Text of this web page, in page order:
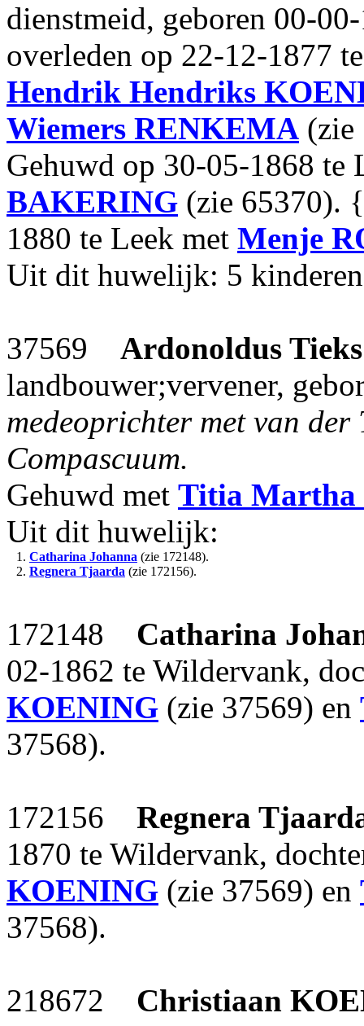
dienstmeid, geboren 00-
overleden op 22-12-1877
Hendrik Hendriks
Wiemers RENKEMA (zie
Gehuwd op 30-05-1868 te
BAKERING (zie 65370).
1880 te Leek met Menje
Uit dit huwelijk: 5
37569 Ardonoldus Tieks
landbouwer;vervener,
medeoprichter met van
Compascuum.
Gehuwd met Titia Martha
Uit dit huwelijk:
1. Catharina Johanna (zie 172148).
2. Regnera Tjaarda (zie 172156).
172148 Catharina
02-1862 te Wildervank,
KOENING (zie 37569) en
37568).
172156 Regnera
1870 te Wildervank,
KOENING (zie 37569) en
37568).
218672 Christiaan